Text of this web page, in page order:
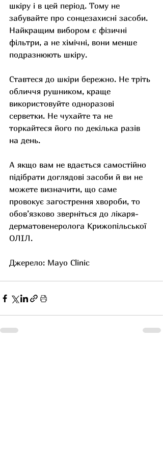
шкіру і в цей період. Тому не
забувайте про сонцезахисні засоби.
Найкращим вибором є фізичні
фільтри, а не хімічні, вони менше
подразнюють шкіру.
Ставтеся до шкіри бережно. Не тріть
обличчя рушником, краще
використовуйте одноразові
серветки. Не чухайте та не
торкайтеся його по декілька разів
на день.
А якщо вам не вдається самостійно
підібрати доглядові засоби й ви не
можете визначити, що саме
провокує загострення хвороби, то
обов’язково зверніться до лікаря-
дерматовенеролога Крижопільської
ОЛІЛ.
Джерело: Mayo Clinic